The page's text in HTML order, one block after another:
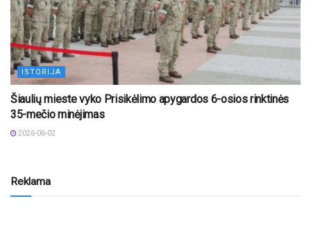
ISTORIJA
Šiaulių mieste vyko Prisikėlimo apygardos 6-osios rinktinės
35-mečio minėjimas
2026-06-02
Reklama